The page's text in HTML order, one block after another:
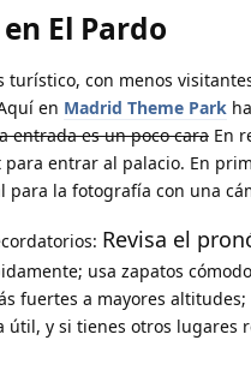
El Pardo
turístico, con menos
en Madrid Theme Park
entrada es un poco cara En
entrar al palacio. En
para la fotografía con una
Revisa el
usa zapatos
fuertes a mayores
útil, y si tienes otros lugares